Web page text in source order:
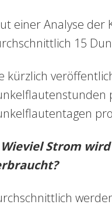
einer Analyse der
15
kürzlich
Strom